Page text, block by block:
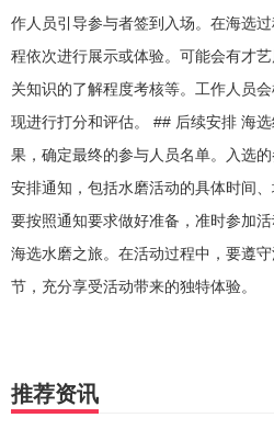
作人员引导参与者签到入场。在海选
程依次进行展示或体验。可能会有才
关知识的了解程度考核等。工作人员
现进行打分和评估。 ## 后续安排 海
果，确定最终的参与人员名单。入选
安排通知，包括水磨活动的具体时间
要按照通知要求做好准备，准时参加
海选水磨之旅。在活动过程中，要遵
节，充分享受活动带来的独特体验。
推荐资讯